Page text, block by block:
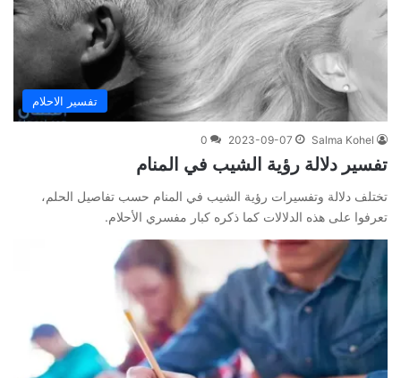
تفسير الاحلام
Salma Kohel
2023-09-07
0
تفسير دلالة رؤية الشيب في المنام
تختلف دلالة وتفسيرات رؤية الشيب في المنام حسب تفاصيل الحلم،
تعرفوا على هذه الدلالات كما ذكره كبار مفسري الأحلام.